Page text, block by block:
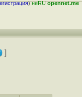
)неRUopennet.me
]